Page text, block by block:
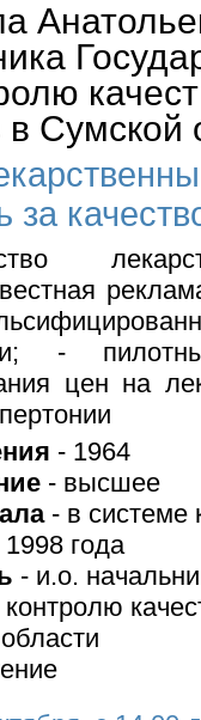
в Сумской
за
-
цен на
- 1964
- высшее
- в системе
года
- и.о.